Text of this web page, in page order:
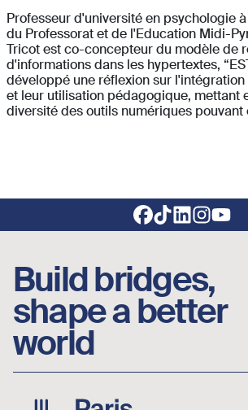
Professeur d'université en psychologie
du Professorat et de l'Education Midi-
Tricot est co-concepteur du modèle de
d'informations dans les hypertextes,
développé une réflexion sur l'intégration
et leur utilisation pédagogique, mettant
diversité des outils numériques pouvant
Footer social links
Build bridges,
shape a better
world
Image